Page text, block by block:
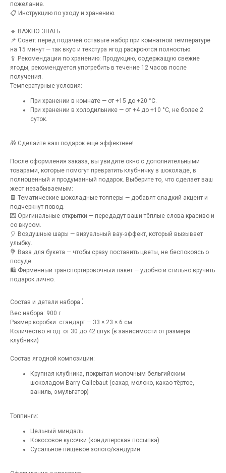
пожелание.
📋 Инструкцию по уходу и хранению.
🔹 ВАЖНО ЗНАТЬ
📌 Совет: перед подачей оставьте набор при комнатной температуре
на 15 минут — так вкус и текстура ягод раскроются полностью. ⠀
🥄 Рекомендации по хранению: Продукцию, содержащую свежие
ягоды, рекомендуется употребить в течение 12 часов после
получения. ⠀
Температурные условия:
При хранении в комнате — от +15 до +20 °C.
При хранении в холодильнике — от +4 до +10 °C, не более 2
суток.
🎁 Сделайте ваш подарок ещё эффектнее!
После оформления заказа, вы увидите окно с дополнительными
товарами, которые помогут превратить клубничку в шоколаде, в
полноценный и продуманный подарок. Выберите то, что сделает ваш
жест незабываемым:
🍫 Тематические шоколадные топперы — добавят сладкий акцент и
подчеркнут повод.
💌 Оригинальные открытки — передадут ваши тёплые слова красиво и
со вкусом.
🎈 Воздушные шары — визуальный вау-эффект, который вызывает
улыбку.
💐 Ваза для букета — чтобы сразу поставить цветы, не беспокоясь о
посуде.
🛍 Фирменный транспортировочный пакет — удобно и стильно вручить
подарок лично.
Состав и детали набора :
Вес набора: 900 г
Размер коробки: стандарт — 33 × 23 × 6 см
Количество ягод: от 30 до 42 штук (в зависимости от размера
клубники)
Состав ягодной композиции:
Крупная клубника, покрытая молочным бельгийским
шоколадом Barry Callebaut (сахар, молоко, какао тёртое,
ваниль, эмульгатор)
Топпинги:
Цельный миндаль
Кокосовое кусочки (кондитерская посыпка)
Сусальное пищевое золото/кандурин